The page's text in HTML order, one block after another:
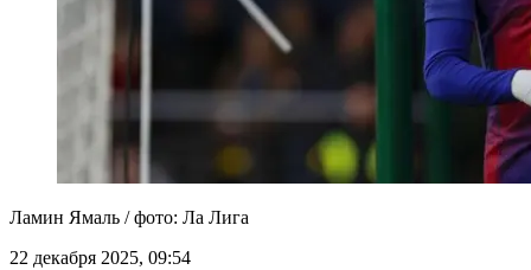
Ламин Ямаль / фото: Ла Лига
22 декабря 2025, 09:54